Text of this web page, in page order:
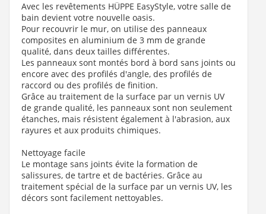
Avec les revêtements HÜPPE EasyStyle, votre salle de
bain devient votre nouvelle oasis.
Pour recouvrir le mur, on utilise des panneaux
composites en aluminium de 3 mm de grande
qualité, dans deux tailles différentes.
Les panneaux sont montés bord à bord sans joints ou
encore avec des profilés d'angle, des profilés de
raccord ou des profilés de finition.
Grâce au traitement de la surface par un vernis UV
de grande qualité, les panneaux sont non seulement
étanches, mais résistent également à l'abrasion, aux
rayures et aux produits chimiques.
Nettoyage facile
Le montage sans joints évite la formation de
salissures, de tartre et de bactéries. Grâce au
traitement spécial de la surface par un vernis UV, les
décors sont facilement nettoyables.